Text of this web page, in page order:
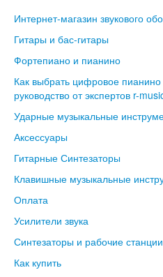
Интернет-магазин звукового
Гитары и бас-гитары
Фортепиано и пианино
Как выбрать цифровое
руководство от экспертов r-
Ударные музыкальные
Аксессуары
Гитарные Синтезаторы
Клавишные музыкальные
Оплата
Усилители звука
Синтезаторы и рабочие станции
Как купить